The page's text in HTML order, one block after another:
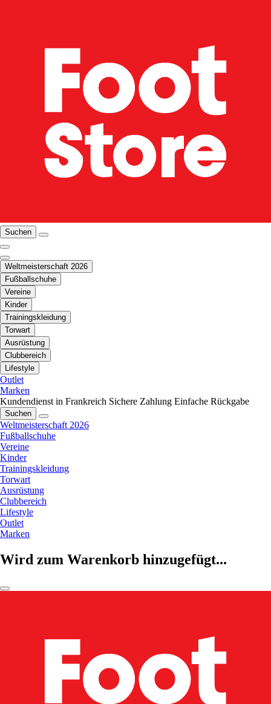
Suchen
Weltmeisterschaft 2026
Fußballschuhe
Vereine
Kinder
Trainingskleidung
Torwart
Ausrüstung
Clubbereich
Lifestyle
Outlet
Marken
Kundendienst in Frankreich Sichere Zahlung Einfache Rückgabe
Suchen
Weltmeisterschaft 2026
Fußballschuhe
Vereine
Kinder
Trainingskleidung
Torwart
Ausrüstung
Clubbereich
Lifestyle
Outlet
Marken
Wird zum Warenkorb hinzugefügt...